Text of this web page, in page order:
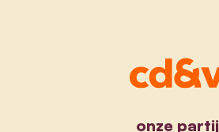
onze partij